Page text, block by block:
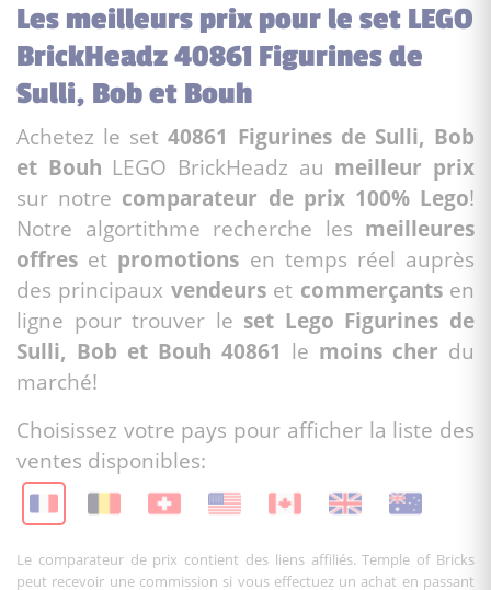
Les meilleurs prix pour le set LEGO
BrickHeadz 40861 Figurines de
Sulli, Bob et Bouh
Achetez le set40861 Figurines de Sulli, Bob
et Bouh LEGO BrickHeadz au meilleur prix
sur notre comparateur de prix 100% Lego!
Notre algortithme recherche les meilleures
offres et promotions en temps réel auprès
des principaux vendeurset commerçantsen
ligne pour trouver le set Lego Figurines de
Sulli, Bob et Bouh 40861 le moins cher du
marché!
Choisissez votre pays pour afficher la liste des
ventes disponibles:
Le comparateur de prix contient des liens affiliés. Temple of Bricks
peut recevoir une commission si vous effectuez un achat en passant